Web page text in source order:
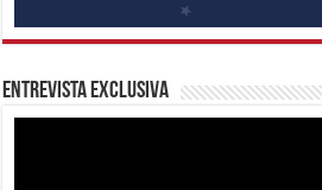
Entrevista Exclusiva